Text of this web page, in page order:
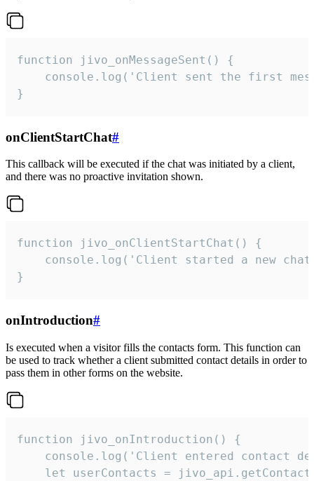
function jivo_onMessageSent() {
console.log('Client sent the first
}
onClientStartChat#
This callback will be executed if the chat was initiated by a client,
and there was no proactive invitation shown.
function jivo_onClientStartChat() {
console.log('Client started a new
}
onIntroduction#
Is executed when a visitor fills the contacts form. This function can
be used to track whether a client submitted contact details in order to
pass them in other forms on the website.
function jivo_onIntroduction() {
console.log('Client entered contact
let userContacts =